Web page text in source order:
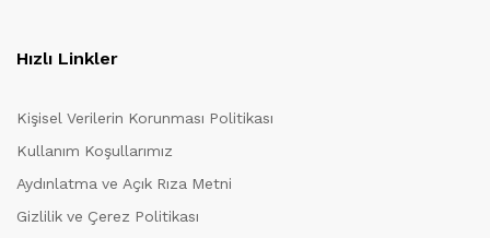
Hızlı Linkler
Kişisel Verilerin Korunması Politikası
Kullanım Koşullarımız
Aydınlatma ve Açık Rıza Metni
Gizlilik ve Çerez Politikası